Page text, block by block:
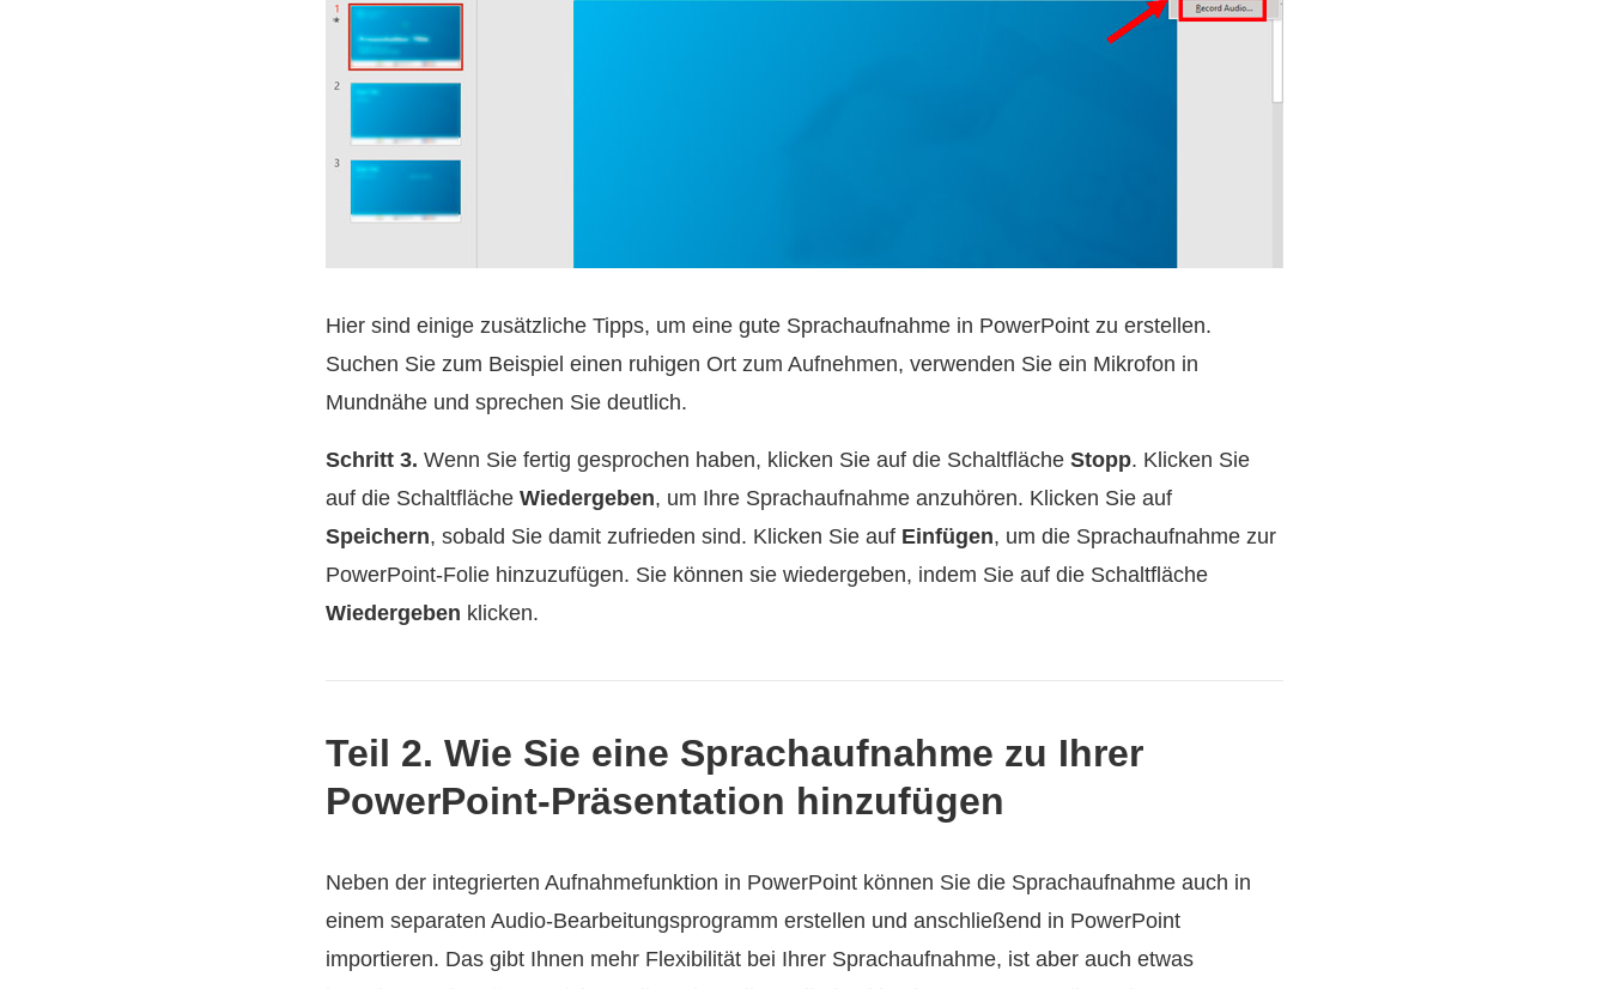
Hier sind einige zusätzliche Tipps, um eine gute Sprachaufnahme in PowerPoint zu erstellen.
Suchen Sie zum Beispiel einen ruhigen Ort zum Aufnehmen, verwenden Sie ein Mikrofon in
Mundnähe und sprechen Sie deutlich.
Schritt 3. Wenn Sie fertig gesprochen haben, klicken Sie auf die Schaltfläche Stopp. Klicken Sie
auf die Schaltfläche Wiedergeben, um Ihre Sprachaufnahme anzuhören. Klicken Sie auf
Speichern, sobald Sie damit zufrieden sind. Klicken Sie auf Einfügen, um die Sprachaufnahme zur
PowerPoint-Folie hinzuzufügen. Sie können sie wiedergeben, indem Sie auf die Schaltfläche
Wiedergeben klicken.
Teil 2. Wie Sie eine Sprachaufnahme zu Ihrer
PowerPoint-Präsentation hinzufügen
Neben der integrierten Aufnahmefunktion in PowerPoint können Sie die Sprachaufnahme auch in
einem separaten Audio-Bearbeitungsprogramm erstellen und anschließend in PowerPoint
importieren. Das gibt Ihnen mehr Flexibilität bei Ihrer Sprachaufnahme, ist aber auch etwas